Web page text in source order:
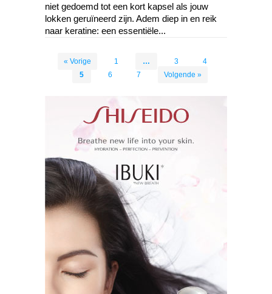
niet gedoemd tot een kort kapsel als jouw
lokken geruïneerd zijn. Adem diep in en reik
naar keratine: een essentiële...
« Vorige 1 … 3
4
5
6 7 Volgende »